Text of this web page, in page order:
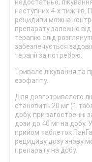
недостатньо,
наступних 4-х тижнів.
рецидиви можна
препарату залежно від
терапію слід
забезпечується
терапії за потребою.
Тривале лікування та
езофагіту.
Для довготривалого
становить 20 мг (1
добу, при
дози до 40 мг на добу.
прийом таблеток
рецидиву дозу знову
препарату на добу.